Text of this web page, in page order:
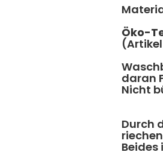
Öko-
daran
Nicht
Durch